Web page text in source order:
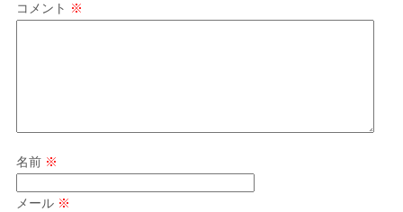
コメント ※
名前 ※
メール ※